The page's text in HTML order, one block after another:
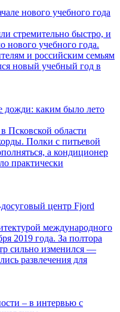
нового учебного года
стремительно быстро, и
нового учебного года.
и российским семьям
новый учебный год в
дожди: каким было лето
Псковской области
Полки с питьевой
а кондиционер
практически
центр Fjord
международного
2019 года. За полтора
сильно изменился —
развлечения для
– в интервью с